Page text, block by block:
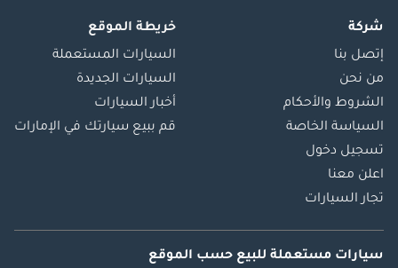
شركة
إتصل بنا
من نحن
الشروط والأحكام
السياسة الخاصة
تسجيل دخول
اعلن معنا
تجار السيارات
خريطة الموقع
السيارات المستعملة
السيارات الجديدة
أخبار السيارات
قم ببيع سيارتك في الإمارات
سيارات مستعملة للبيع حسب الموقع